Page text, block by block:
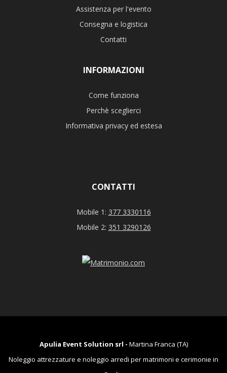
Assistenza per l'evento
Consegna e logistica
Contatti
INFORMAZIONI
Come funziona
Perchè sceglierci
Informativa privacy ed estesa
CONTATTI
Mobile 1: 377 3330116
Mobile 2: 351 3290126
Apulia Event Solution srl - Martina Franca (TA)
Noleggio attrezzature e noleggio arredi per matrimoni e cerimonie in